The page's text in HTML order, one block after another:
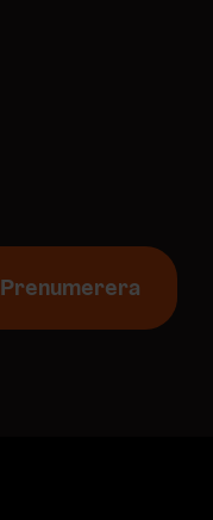
Prenumerera